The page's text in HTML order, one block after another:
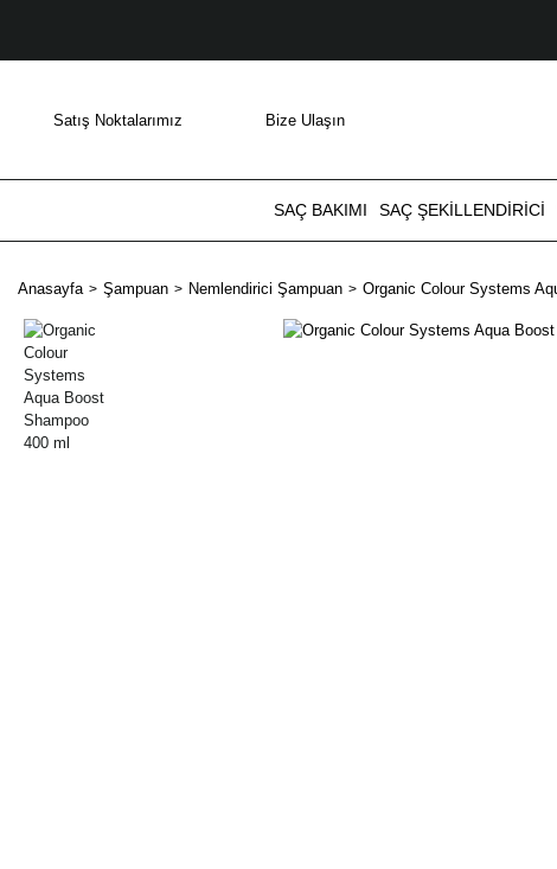
Satış Noktalarımız Bize Ulaşın
SAÇ BAKIMI SAÇ ŞEKILLENDIRICI
Anasayfa Şampuan Nemlendirici Şampuan Organic Colour Systems